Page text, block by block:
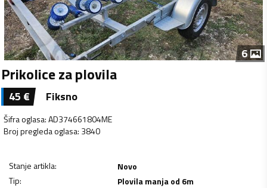
6
Prikolice za plovila
45 € Fiksno
Šifra oglasa:AD374661804ME
Broj pregleda oglasa: 3840
Stanje artikla:
Novo
Tip:
Plovila manja od 6m